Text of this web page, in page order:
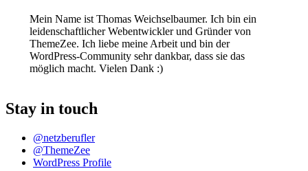
Mein Name ist Thomas Weichselbaumer. Ich bin ein
leidenschaftlicher Webentwickler und Gründer von
ThemeZee. Ich liebe meine Arbeit und bin der
WordPress-Community sehr dankbar, dass sie das
möglich macht. Vielen Dank :)
Stay in touch
@netzberufler
@ThemeZee
WordPress Profile